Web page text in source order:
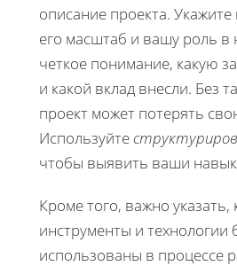
описание проекта. Укажите
его масштаб и вашу роль в
четкое понимание, какую
и какой вклад внесли. Без
проект может потерять
Используйте
чтобы выявить ваши
Кроме того, важно указать,
инструменты и технологии
использованы в процессе